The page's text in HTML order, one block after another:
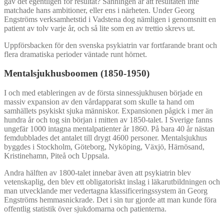
matchade hans ambitioner, eller ens i närheten. Under Georg
Engströms verksamhetstid i Vadstena dog nämligen i genomsnitt en
patient av tolv varje år, och så lite som en av trettio skrevs ut.
Uppförsbacken för den svenska psykiatrin var fortfarande brant och
flera dramatiska perioder väntade runt hörnet.
Mentalsjukhusboomen (1850-1950)
I och med etableringen av de första sinnessjukhusen började en
massiv expansion av den vårdapparat som skulle ta hand om
samhällets psykiskt sjuka människor. Expansionen pågick i mer än
hundra år och tog sin början i mitten av 1850-talet. I Sverige fanns
ungefär 1000 intagna mentalpatienter år 1860. På bara 40 år nästan
femdubblades det antalet till drygt 4600 personer. Mentalsjukhus
byggdes i Stockholm, Göteborg, Nyköping, Växjö, Härnösand,
Kristinehamn, Piteå och Uppsala.
Andra hälften av 1800-talet innebar även att psykiatrin blev
vetenskaplig, den blev ett obligatoriskt inslag i läkarutbildningen och
man utvecklande mer vedertagna klassificeringssystem än Georg
Engströms hemmasnickrade. Det i sin tur gjorde att man kunde föra
offentlig statistik över sjukdomarna och patienterna.